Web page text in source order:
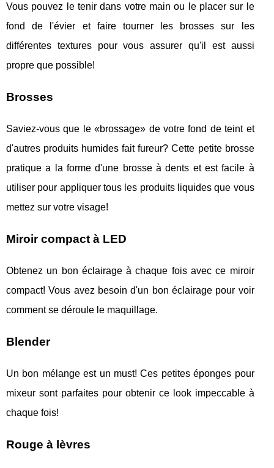
Vous pouvez le tenir dans votre main ou le placer sur le
fond de l'évier et faire tourner les brosses sur les
différentes textures pour vous assurer qu'il est aussi
propre que possible!
Brosses
Saviez-vous que le «brossage» de votre fond de teint et
d'autres produits humides fait fureur? Cette petite brosse
pratique a la forme d'une brosse à dents et est facile à
utiliser pour appliquer tous les produits liquides que vous
mettez sur votre visage!
Miroir compact à LED
Obtenez un bon éclairage à chaque fois avec ce miroir
compact! Vous avez besoin d'un bon éclairage pour voir
comment se déroule le maquillage.
Blender
Un bon mélange est un must! Ces petites éponges pour
mixeur sont parfaites pour obtenir ce look impeccable à
chaque fois!
Rouge à lèvres